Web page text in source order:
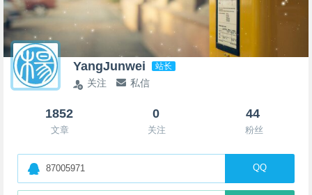
YangJunwei 站长
关注 私信
1852
文章
0
关注
44
粉丝
87005971 QQ